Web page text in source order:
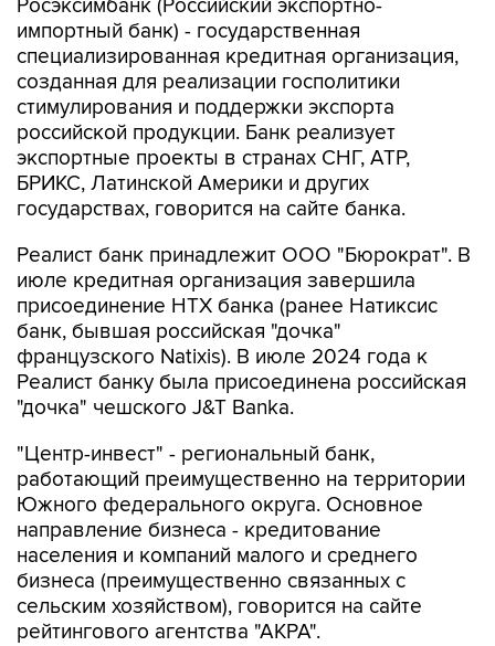
Росэксимбанк (Российский экспортно-
импортный банк) - государственная
специализированная кредитная организация,
созданная для реализации госполитики
стимулирования и поддержки экспорта
российской продукции. Банк реализует
экспортные проекты в странах СНГ, АТР,
БРИКС, Латинской Америки и других
государствах, говорится на сайте банка.
Реалист банк принадлежит ООО "Бюрократ". В
июле кредитная организация завершила
присоединение НТХ банка (ранее Натиксис
банк, бывшая российская "дочка"
французского Natixis). В июле 2024 года к
Реалист банку была присоединена российская
"дочка" чешского J&T Banka.
"Центр-инвест" - региональный банк,
работающий преимущественно на территории
Южного федерального округа. Основное
направление бизнеса - кредитование
населения и компаний малого и среднего
бизнеса (преимущественно связанных с
сельским хозяйством), говорится на сайте
рейтингового агентства "АКРА".